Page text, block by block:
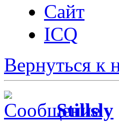
Сайт
ICQ
Вернуться к
Stillsly